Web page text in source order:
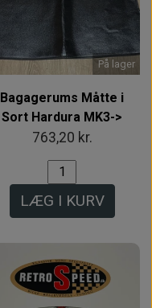
På lager
Bagagerums Måtte i
Sort Hardura MK3->
763,20 kr.
LÆG I KURV